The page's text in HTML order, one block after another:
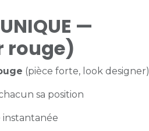
—
rouge)
(pièce forte, look designer)
sa position